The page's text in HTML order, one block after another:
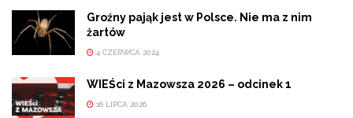
Groźny pająk jest w Polsce. Nie ma z nim
żartów
4 CZERWCA 2024
WIEŚci z Mazowsza 2026 – odcinek 1
16 LIPCA 2026